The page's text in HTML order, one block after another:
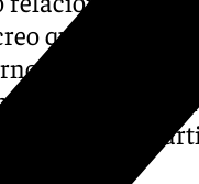
que estamos
clasificado
en
ganar los 3